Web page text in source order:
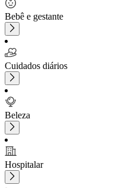
Bebê e gestante
Cuidados diários
Beleza
Hospitalar